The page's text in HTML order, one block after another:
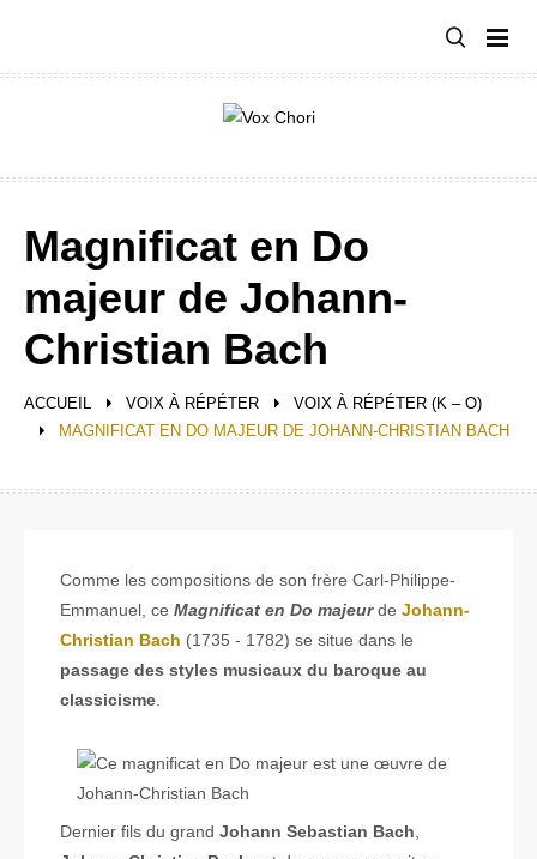
contenu
ACCUEIL VOIX À RÉPÉTER
VOIX À RÉPÉTER (K – O)
MAGNIFICAT EN DO MAJEUR DE JOHANN-CHRISTIAN BACH
Magnificat en Do
majeur de Johann-
Christian Bach
Comme les compositions de son frère Carl-Philippe-
Emmanuel, ce Magnificat en Do majeurde Johann-
Christian Bach (1735 - 1782) se situe dans le
passage des styles musicaux du baroque au
classicisme
Dernier fils du grand Johann Sebastian Bach